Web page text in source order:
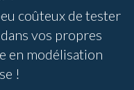
coûteux de tester
vos propres
en modélisation
!